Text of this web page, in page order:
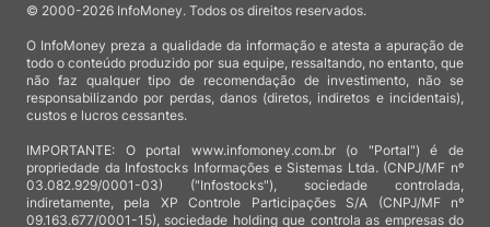
© 2000-2026 InfoMoney. Todos os direitos reservados.
O InfoMoney preza a qualidade da informação e atesta a apuração de
todo o conteúdo produzido por sua equipe, ressaltando, no entanto, que
não faz qualquer tipo de recomendação de investimento, não se
responsabilizando por perdas, danos (diretos, indiretos e incidentais),
custos e lucros cessantes.
IMPORTANTE: O portal www.infomoney.com.br (o "Portal") é de
propriedade da Infostocks Informações e Sistemas Ltda. (CNPJ/MF nº
03.082.929/0001-03) ("Infostocks"), sociedade controlada,
indiretamente, pela XP Controle Participações S/A (CNPJ/MF nº
09.163.677/0001-15), sociedade holding que controla as empresas do